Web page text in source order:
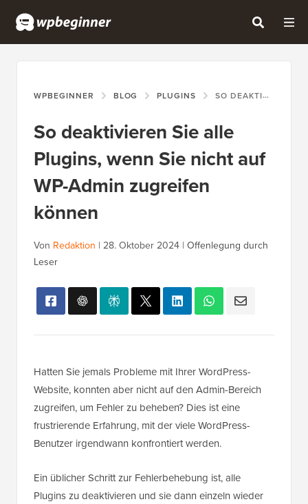
WPBEGINNER BLOG PLUGINS SO DEAKTIVIEREN SIE ALLE PLUGINS, WENN SIE NICHT AUF WP-ADMIN ZUGREIFEN KÖNNEN
So deaktivieren Sie alle
Plugins, wenn Sie nicht auf
WP-Admin zugreifen
können
Von Redaktion | 28. Oktober 2024 | Offenlegung durch
Leser
Hatten Sie jemals Probleme mit Ihrer WordPress-
Website, konnten aber nicht auf den Admin-Bereich
zugreifen, um Fehler zu beheben? Dies ist eine
frustrierende Erfahrung, mit der viele WordPress-
Benutzer irgendwann konfrontiert werden.
Ein üblicher Schritt zur Fehlerbehebung ist, alle
Plugins zu deaktivieren und sie dann einzeln wieder